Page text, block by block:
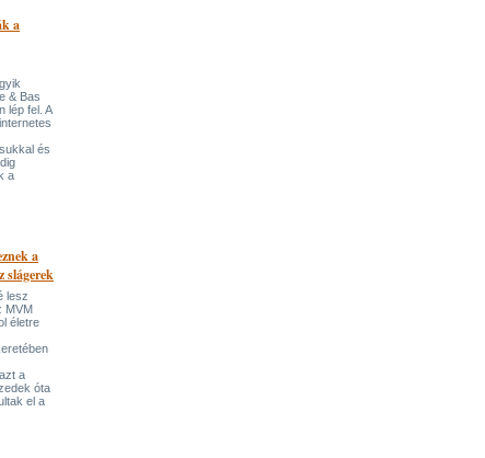
a
& Bas
lép fel. A
és
a
a
slágerek
lesz
MVM
életre
a
óta
el a